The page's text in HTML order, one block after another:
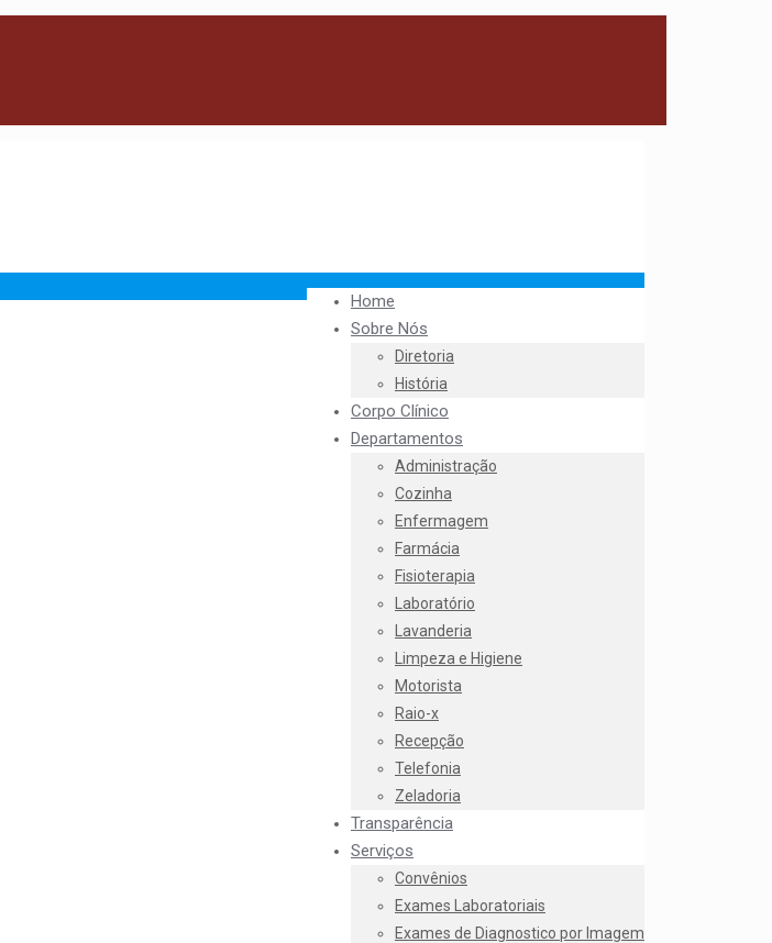
Home
Sobre Nós
Diretoria
História
Corpo Clínico
Departamentos
Administração
Cozinha
Enfermagem
Farmácia
Fisioterapia
Laboratório
Lavanderia
Limpeza e Higiene
Motorista
Raio-x
Recepção
Telefonia
Zeladoria
Transparência
Serviços
Convênios
Exames Laboratoriais
Exames de Diagnostico por Imagem